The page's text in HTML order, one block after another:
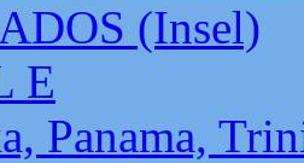
(Insel)
E
Panama,